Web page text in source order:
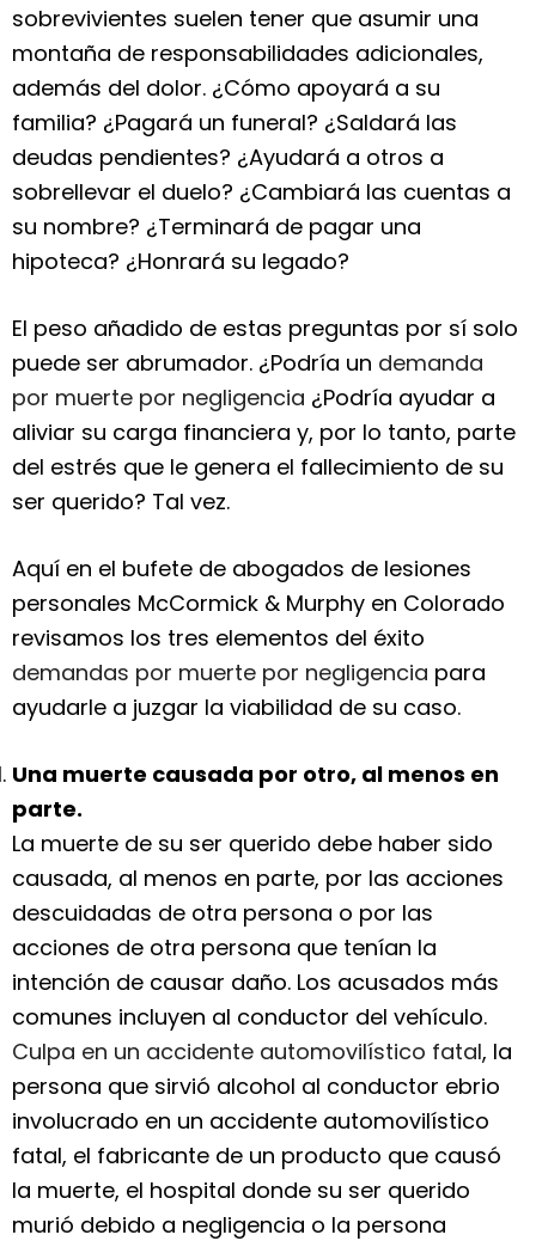
sobrevivientes suelen tener que asumir una
montaña de responsabilidades adicionales,
además del dolor. ¿Cómo apoyará a su
familia? ¿Pagará un funeral? ¿Saldará las
deudas pendientes? ¿Ayudará a otros a
sobrellevar el duelo? ¿Cambiará las cuentas a
su nombre? ¿Terminará de pagar una
hipoteca? ¿Honrará su legado?
El peso añadido de estas preguntas por sí solo
puede ser abrumador. ¿Podría un demanda
por muerte por negligencia ¿Podría ayudar a
aliviar su carga financiera y, por lo tanto, parte
del estrés que le genera el fallecimiento de su
ser querido? Tal vez.
Aquí en el bufete de abogados de lesiones
personales McCormick & Murphy en Colorado
revisamos los tres elementos del éxito
demandas por muerte por negligencia para
ayudarle a juzgar la viabilidad de su caso.
Una muerte causada por otro, al menos en
parte.
La muerte de su ser querido debe haber sido
causada, al menos en parte, por las acciones
descuidadas de otra persona o por las
acciones de otra persona que tenían la
intención de causar daño. Los acusados más
comunes incluyen al conductor del vehículo.
Culpa en un accidente automovilístico fatal, la
persona que sirvió alcohol al conductor ebrio
involucrado en un accidente automovilístico
fatal, el fabricante de un producto que causó
la muerte, el hospital donde su ser querido
murió debido a negligencia o la persona